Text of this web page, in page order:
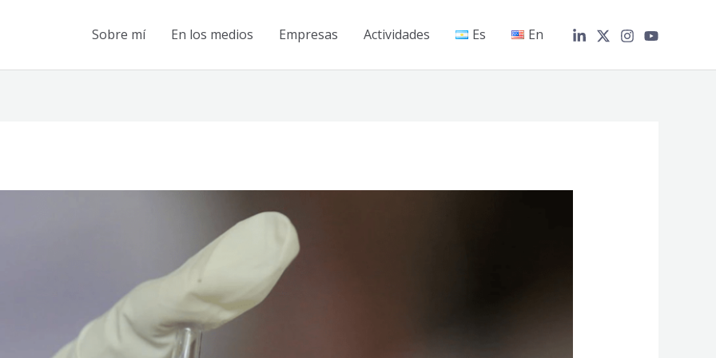
Sobre mí En los medios Empresas Actividades Es En